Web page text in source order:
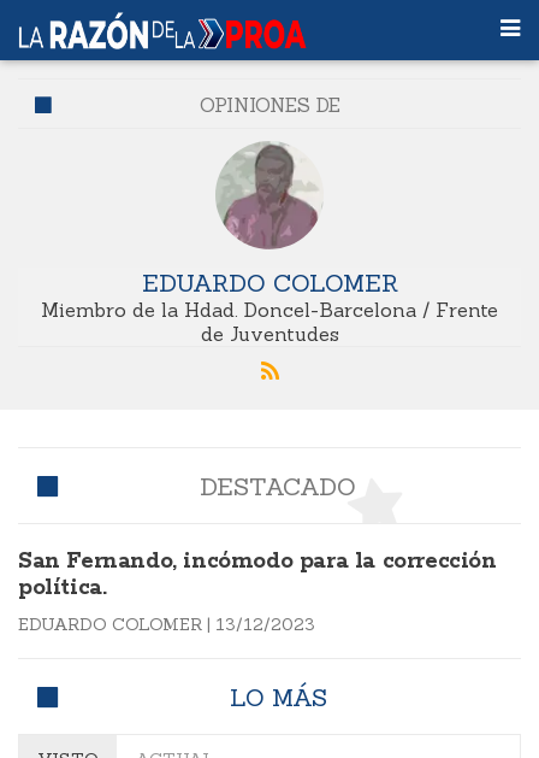
OPINIONES DE
EDUARDO COLOMER
Miembro de la Hdad. Doncel-Barcelona / Frente
de Juventudes
DESTACADO
San Fernando, incómodo para la corrección
política.
EDUARDO COLOMER | 13/12/2023
LO MÁS